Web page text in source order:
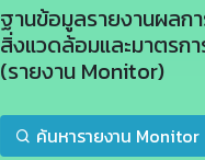
ฐานข้อมูลรายงานผลก
สิ่งแวดล้อมและมาตร
(รายงาน Monitor)
ค้นหารายงาน Monitor